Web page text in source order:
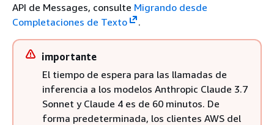
API de Messages, consulte Migrando desde
Completaciones de Texto
.
importante
El tiempo de espera para las llamadas de
inferencia a los modelos Anthropic Claude 3.7
Sonnet y Claude 4 es de 60 minutos. De
forma predeterminada, los clientes AWS del